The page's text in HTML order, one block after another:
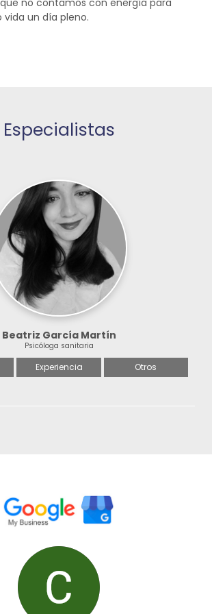
un día pleno.
Especialistas
Beatriz García Martín
Psicóloga sanitaria
Experiencia Otros